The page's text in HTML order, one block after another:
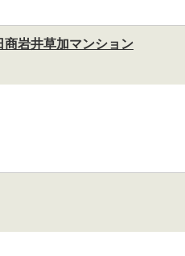
商岩井草加マンション